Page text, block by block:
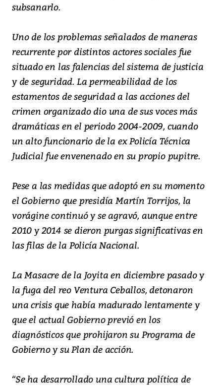
subsanarlo.
Uno de los problemas señalados de maneras
recurrente por distintos actores sociales fue
situado en las falencias del sistema de justicia
y de seguridad. La permeabilidad de los
estamentos de seguridad a las acciones del
crimen organizado dio una de sus voces más
dramáticas en el periodo 2004-2009, cuando
un alto funcionario de la ex Policía Técnica
Judicial fue envenenado en su propio pupitre.
Pese a las medidas que adoptó en su momento
el Gobierno que presidía Martín Torrijos, la
vorágine continuó y se agravó, aunque entre
2010 y 2014 se dieron purgas significativas en
las filas de la Policía Nacional.
La Masacre de la Joyita en diciembre pasado y
la fuga del reo Ventura Ceballos, detonaron
una crisis que había madurado lentamente y
que el actual Gobierno previó en los
diagnósticos que prohijaron su Programa de
Gobierno y su Plan de acción.
“Se ha desarrollado una cultura política de